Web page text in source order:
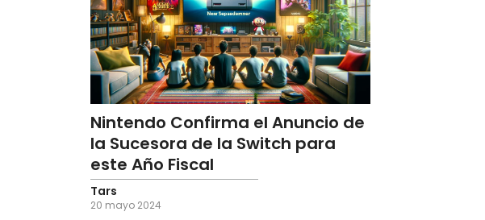
Nintendo Confirma el Anuncio de
la Sucesora de la Switch para
este Año Fiscal
Tars
20 mayo 2024